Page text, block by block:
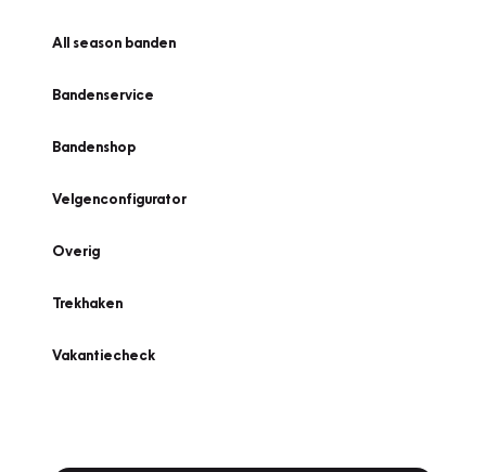
All season banden
Bandenservice
Bandenshop
Velgenconfigurator
Overig
Trekhaken
Vakantiecheck